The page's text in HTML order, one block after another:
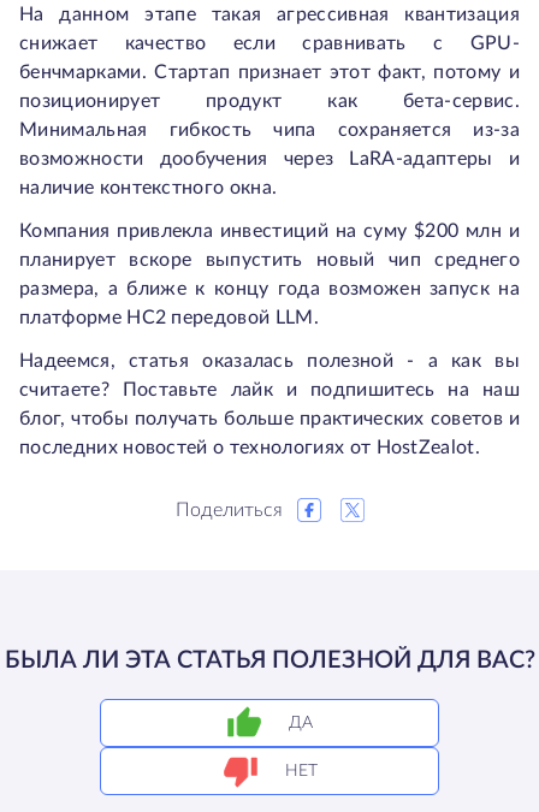
На данном этапе такая агрессивная квантизация
снижает качество если сравнивать с GPU-
бенчмарками. Стартап признает этот факт, потому и
позиционирует продукт как бета-сервис.
Минимальная гибкость чипа сохраняется из-за
возможности дообучения через LaRA-адаптеры и
наличие контекстного окна.
Компания привлекла инвестиций на суму $200 млн и
планирует вскоре выпустить новый чип среднего
размера, а ближе к концу года возможен запуск на
платформе HC2 передовой LLM.
Надеемся, статья оказалась полезной - а как вы
считаете? Поставьте лайк и подпишитесь на наш
блог, чтобы получать больше практических советов и
последних новостей о технологиях от HostZealot.
Поделиться
БЫЛА ЛИ ЭТА СТАТЬЯ ПОЛЕЗНОЙ ДЛЯ ВАС?
ДА
НЕТ